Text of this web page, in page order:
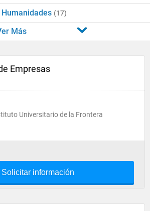
(17)
Más
Empresas
Universitario de la Frontera
Solicitar información